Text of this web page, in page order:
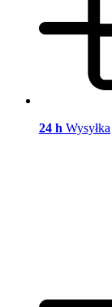
24 h Wysyłka